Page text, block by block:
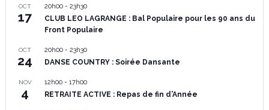
OCT
17
20h00- 23h30
CLUB LEO LAGRANGE : Bal Populaire pour les 90 ans du
Front Populaire
OCT
24
20h00- 23h30
DANSE COUNTRY : Soirée Dansante
NOV
4
12h00- 17h00
RETRAITE ACTIVE : Repas de fin d’Année